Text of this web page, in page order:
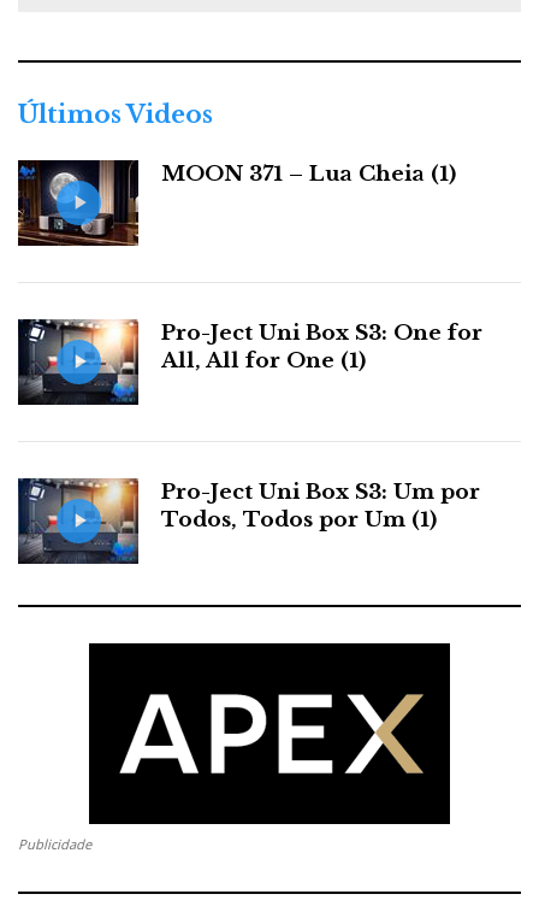
r
s
Últimos Videos
MOON 371 – Lua Cheia (1)
Pro-Ject Uni Box S3: One for
All, All for One (1)
Pro-Ject Uni Box S3: Um por
Todos, Todos por Um (1)
Publicidade